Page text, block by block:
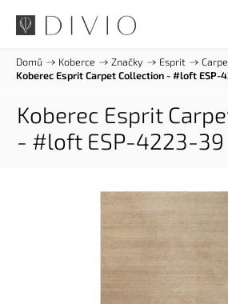
Domů / Koberce / Značky / Esprit /
Koberec Esprit Carpet Collection - #loft ESP-
Koberec Esprit
- #loft ESP-4223-39